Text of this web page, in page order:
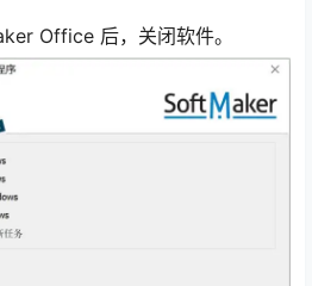
Office 后，关闭软件。